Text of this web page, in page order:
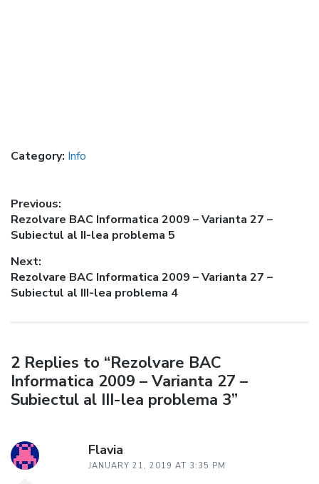
Category: Info
Post
navigation
Previous:
Previous
post:
Rezolvare BAC Informatica 2009 – Varianta 27 –
Subiectul al II-lea problema 5
Next:
Next
post:
Rezolvare BAC Informatica 2009 – Varianta 27 –
Subiectul al III-lea problema 4
2 Replies to “Rezolvare BAC
Informatica 2009 – Varianta 27 –
Subiectul al III-lea problema 3”
Flavia
JANUARY 21, 2019 AT 3:35 PM